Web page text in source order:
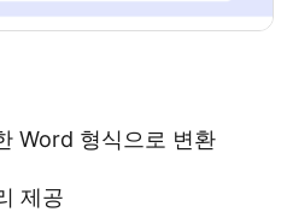
Word 형식으로 변환
제공